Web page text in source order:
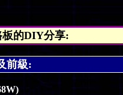
的DIY分享:
前級: